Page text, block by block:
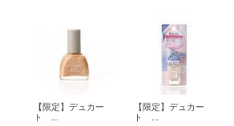
【限定】デュカー
ト ...
【限定】デュカー
ト ...